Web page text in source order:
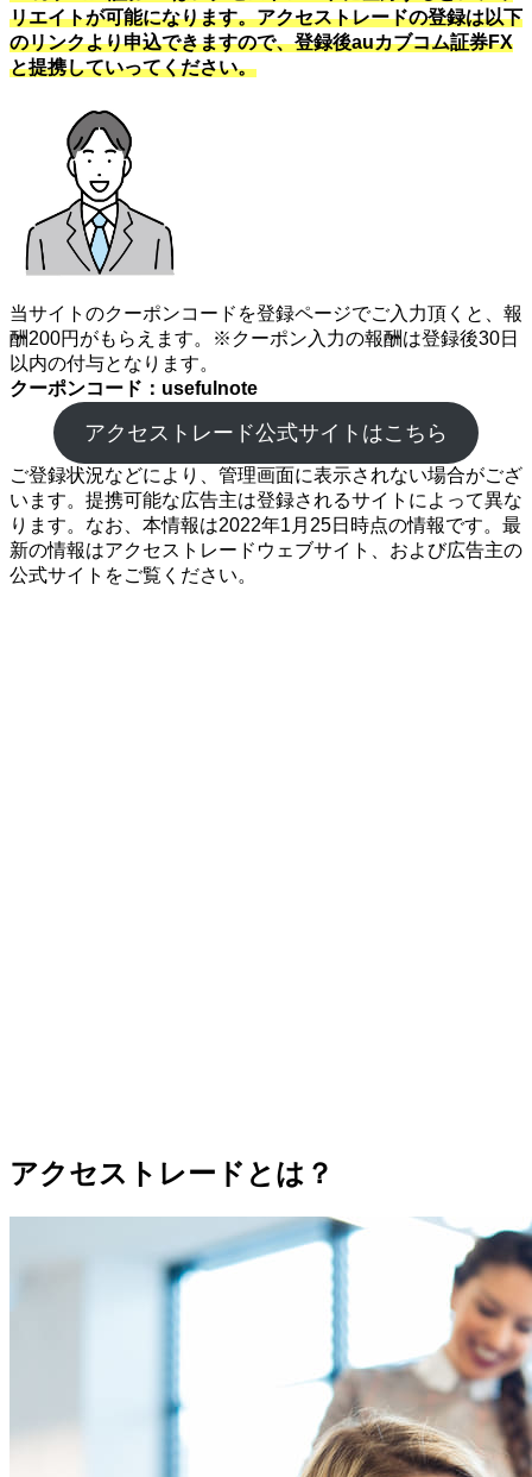
リエイトが可能になります。アクセストレードの登録は以下
のリンクより申込できますので、登録後auカブコム証券FX
と提携していってください。
当サイトのクーポンコードを登録ページでご入力頂くと、報
酬200円がもらえます。※クーポン入力の報酬は登録後30日
以内の付与となります。
クーポンコード：usefulnote
アクセストレード公式サイトはこちら
ご登録状況などにより、管理画面に表示されない場合がござ
います。提携可能な広告主は登録されるサイトによって異な
ります。なお、本情報は2022年1月25日時点の情報です。最
新の情報はアクセストレードウェブサイト、および広告主の
公式サイトをご覧ください。
アクセストレードとは？